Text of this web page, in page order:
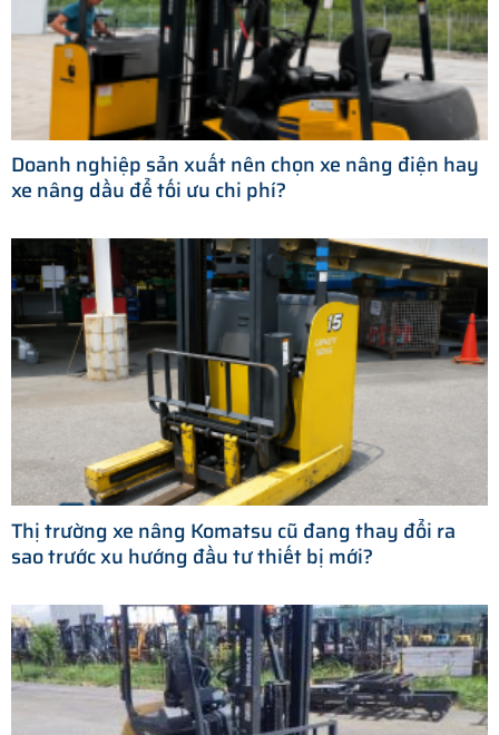
Doanh nghiệp sản xuất nên chọn xe nâng điện hay
xe nâng dầu để tối ưu chi phí?
Thị trường xe nâng Komatsu cũ đang thay đổi ra
sao trước xu hướng đầu tư thiết bị mới?